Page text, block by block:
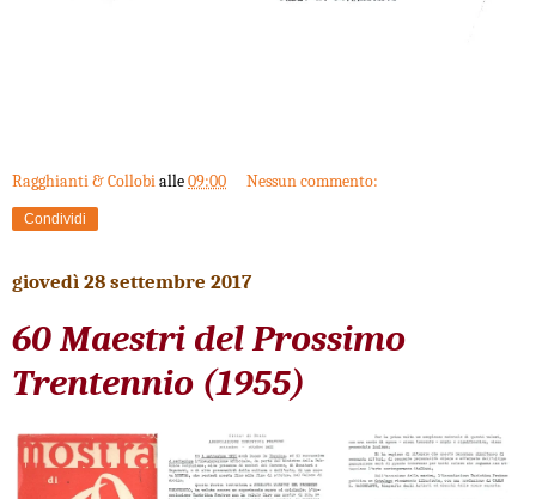
Ragghianti & Collobialle09:00 Nessun commento:
Condividi
giovedì 28 settembre 2017
60 Maestri del Prossimo
Trentennio (1955)